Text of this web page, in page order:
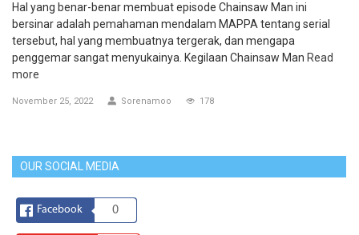
Hal yang benar-benar membuat episode Chainsaw Man ini
bersinar adalah pemahaman mendalam MAPPA tentang serial
tersebut, hal yang membuatnya tergerak, dan mengapa
penggemar sangat menyukainya. Kegilaan Chainsaw Man Read
more
November 25, 2022 Sorenamoo 178
OUR SOCIAL MEDIA
Facebook 0